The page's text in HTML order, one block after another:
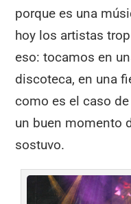
porque es una
hoy los artistas
eso: tocamos en
discoteca, en una
como es el caso
un buen momento
sostuvo.